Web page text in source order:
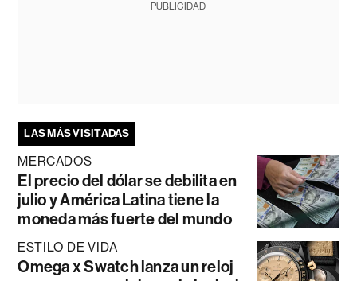
PUBLICIDAD
LAS MÁS VISITADAS
MERCADOS
El precio del dólar se debilita en
julio y América Latina tiene la
moneda más fuerte del mundo
ESTILO DE VIDA
Omega x Swatch lanza un reloj